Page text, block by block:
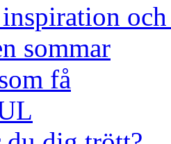
sommar
få